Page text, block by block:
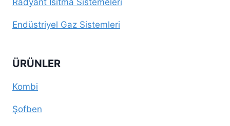
Radyant Isıtma Sistemeleri
Endüstriyel Gaz Sistemleri
ÜRÜNLER
Kombi
Şofben